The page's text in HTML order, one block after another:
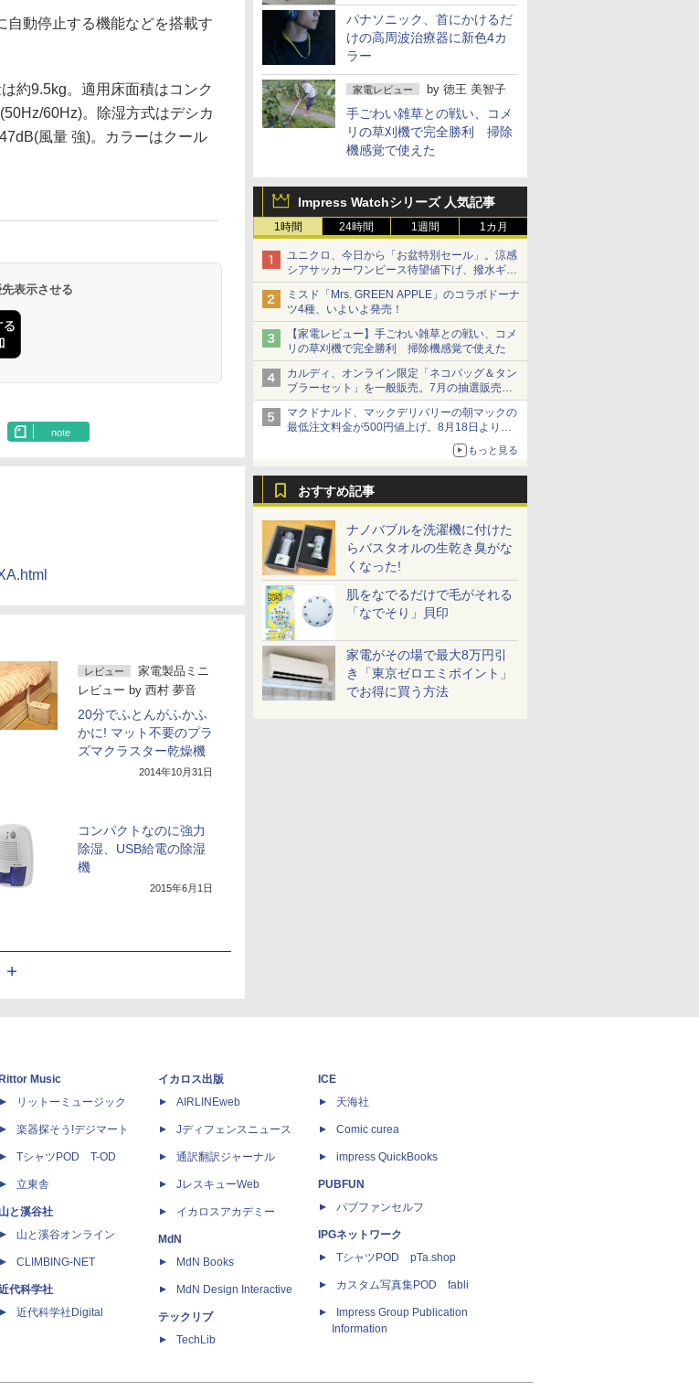
パナソニック、首にかけるだ
けの高周波治療器に新色4カ
ラー
家電レビュー by 徳王 美智子
手ごわい雑草との戦い、コメ
リの草刈機で完全勝利 掃除
機感覚で使えた
Impress Watchシリーズ 人気記事
1時間 24時間 1週間 1カ月
ユニクロ、今日から「お盆特別セール」。涼感
シアサッカーワンピース待望値下げ、撥水ギア
ショーツは1990円に
ミスド「Mrs. GREEN APPLE」のコラボドーナ
ツ4種、いよいよ発売！
【家電レビュー】手ごわい雑草との戦い、コメ
リの草刈機で完全勝利 掃除機感覚で使えた
カルディ、オンライン限定「ネコバッグ＆タン
ブラーセット」を一般販売。7月の抽選販売の
当選無効分
マクドナルド、マックデリバリーの朝マックの
最低注文料金が500円値上げ。8月18日より
もっと見る
おすすめ記事
ナノバブルを洗濯機に付けた
らバスタオルの生乾き臭がな
くなった!
肌をなでるだけで毛がそれる
「なでそり」貝印
家電がその場で最大8万円引
き「東京ゼロエミポイント」
でお得に買う方法
動停止する機能などを搭載す
約9.5kg。適用床面積はコンク
60Hz)。除湿方式はデシカ
風量 強)。カラーはクール
表示させる
note
レビュー
家電製品ミニ
レビュー by 西村 夢音
20分でふとんがふかふ
かに! マット不要のプラ
ズマクラスター乾燥機
2014年10月31日
コンパクトなのに強力
除湿、USB給電の除湿
機
2015年6月1日
Rittor Music
リットーミュージック
楽器探そう!デジマート
TシャツPOD T-OD
立東舎
山と溪谷社
山と溪谷オンライン
CLIMBING-NET
代科学社
近代科学社Digital
イカロス出版
AIRLINEweb
Jディフェンスニュース
通訳翻訳ジャーナル
JレスキューWeb
イカロスアカデミー
MdN
MdN Books
MdN Design Interactive
テックリブ
TechLib
ICE
天海社
Comic curea
impress QuickBooks
PUBFUN
パブファンセルフ
IPGネットワーク
TシャツPOD pTa.shop
カスタム写真集POD fabli
Impress Group Publication
Information